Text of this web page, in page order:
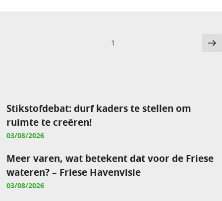
1
Stikstofdebat: durf kaders te stellen om
ruimte te creëren!
03/08/2026
Meer varen, wat betekent dat voor de Friese
wateren? – Friese Havenvisie
03/08/2026